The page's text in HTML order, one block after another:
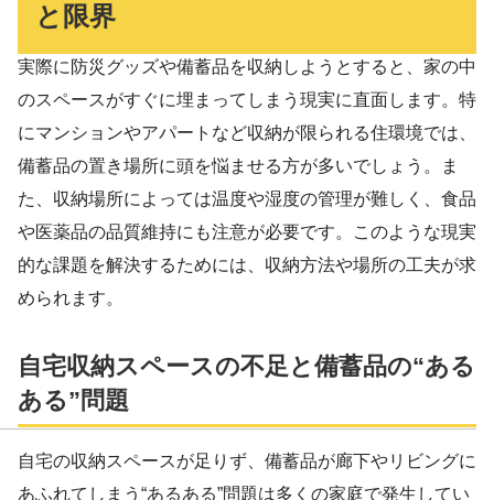
と限界
実際に防災グッズや備蓄品を収納しようとすると、家の中
のスペースがすぐに埋まってしまう現実に直面します。特
にマンションやアパートなど収納が限られる住環境では、
備蓄品の置き場所に頭を悩ませる方が多いでしょう。ま
た、収納場所によっては温度や湿度の管理が難しく、食品
や医薬品の品質維持にも注意が必要です。このような現実
的な課題を解決するためには、収納方法や場所の工夫が求
められます。
自宅収納スペースの不足と備蓄品の“ある
ある”問題
自宅の収納スペースが足りず、備蓄品が廊下やリビングに
あふれてしまう“あるある”問題は多くの家庭で発生してい